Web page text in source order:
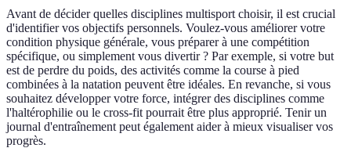
Avant de décider quelles disciplines multisport choisir, il est crucial
d'identifier vos objectifs personnels. Voulez-vous améliorer votre
condition physique générale, vous préparer à une compétition
spécifique, ou simplement vous divertir ? Par exemple, si votre but
est de perdre du poids, des activités comme la course à pied
combinées à la natation peuvent être idéales. En revanche, si vous
souhaitez développer votre force, intégrer des disciplines comme
l'haltérophilie ou le cross-fit pourrait être plus approprié. Tenir un
journal d'entraînement peut également aider à mieux visualiser vos
progrès.